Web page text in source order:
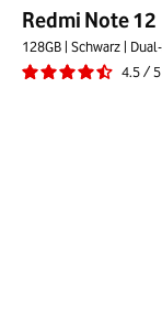
Redmi Note 12
128GB | Schwarz |
4.5/5